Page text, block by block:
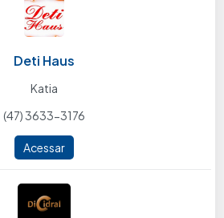
Deti Haus
Katia
(47) 3633-3176
Acessar